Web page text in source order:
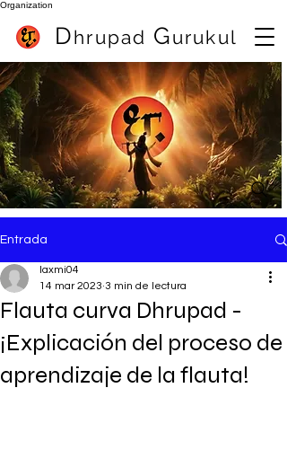
Organization
Mejor profesor de flauta en Pune (India) Sameer Inamdar
mejor clase de flauta en linea
Dhrupad Gurukul
Entrada
Flauta curva Dhrupad -
¡Explicación del proceso de
aprendizaje de la flauta!
laxmi04
14 mar 2023 3 min de lectura